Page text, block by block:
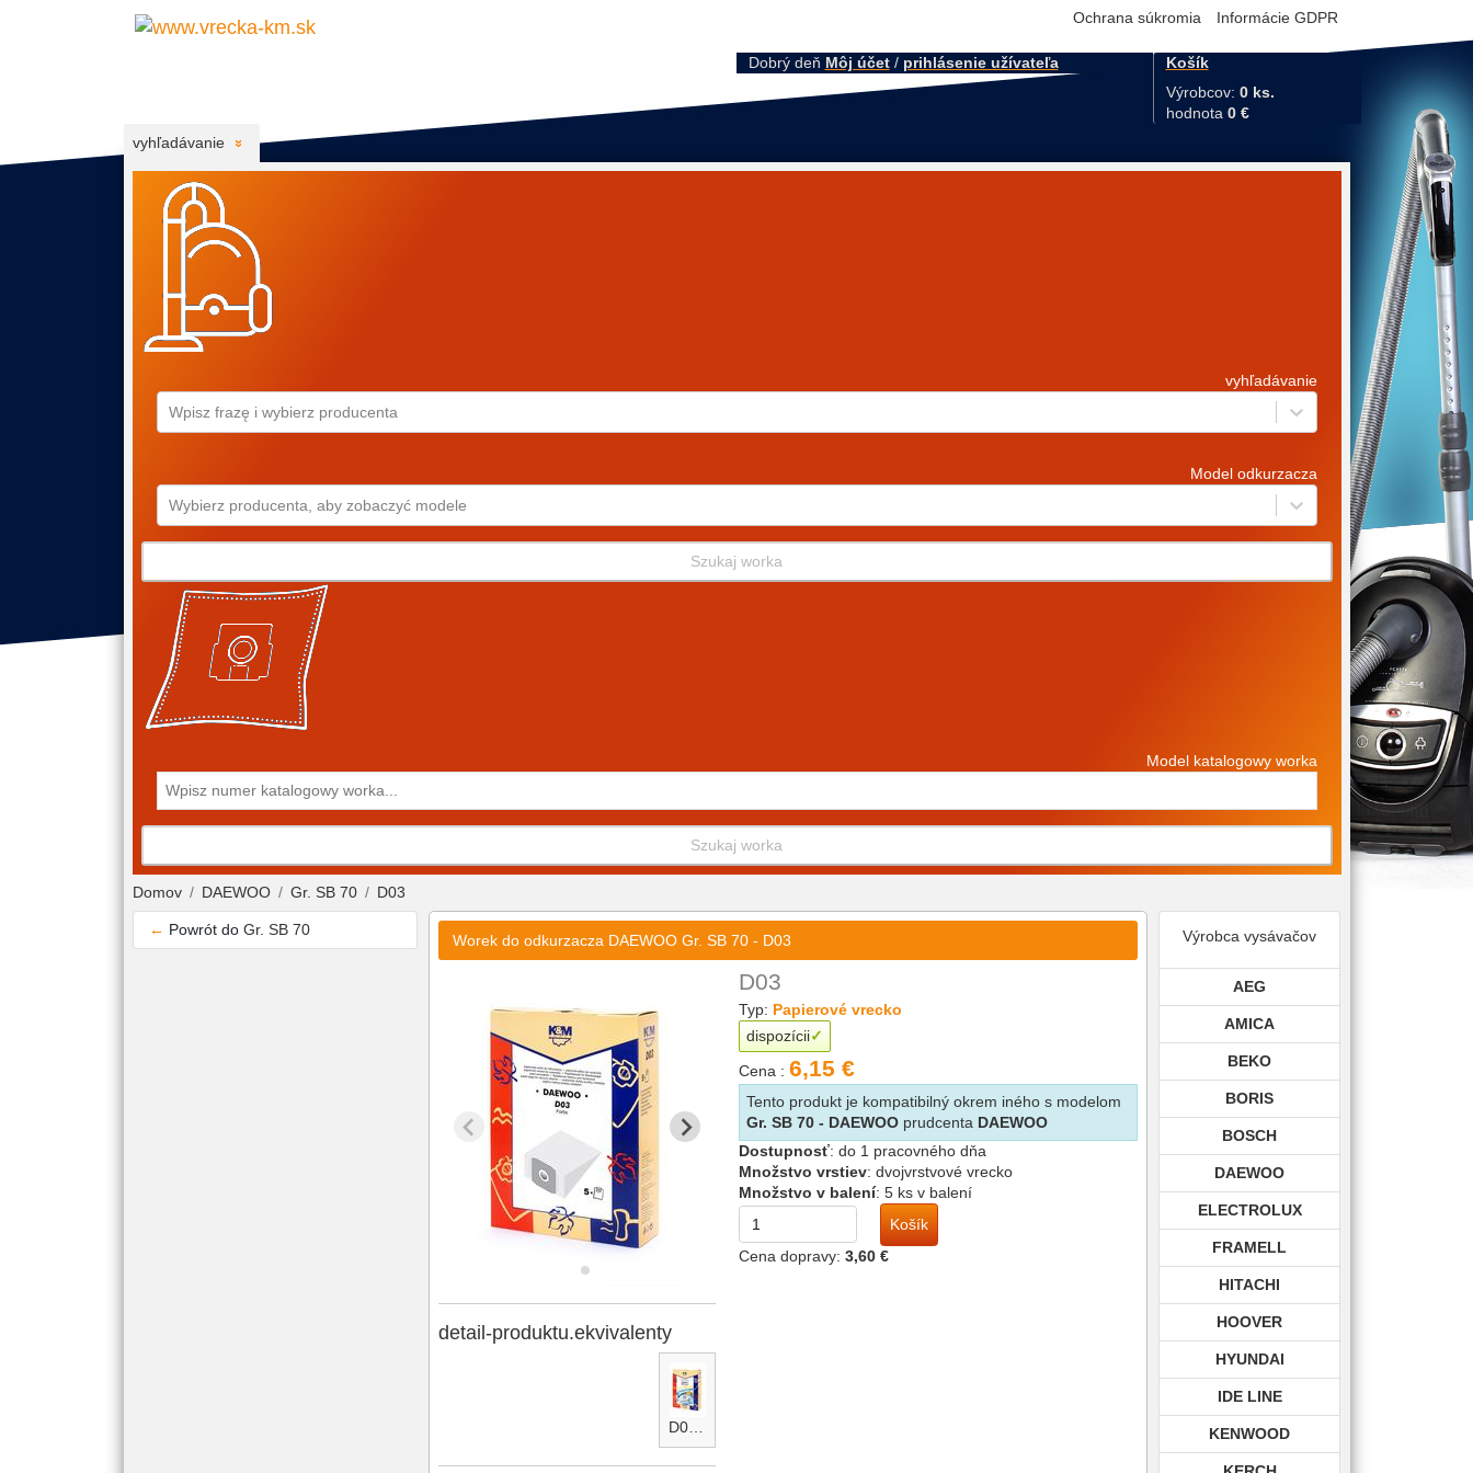
Ochrana súkromia Informácie GDPR
Dobrý deň Môj účet/ prihlásenie užívateľa
Košík
Výrobcov: 0 ks.
hodnota 0 €
vyhľadávanie
vyhľadávanie
Wpisz frazę i wybierz producenta
Model odkurzacza
Wybierz producenta, aby zobaczyć modele
Szukaj worka
Model katalogowy worka
Szukaj worka
Domov DAEWOO Gr. SB 70 D03
← Powrót do Gr. SB 70
Worek do odkurzacza DAEWOO Gr. SB 70 - D03
detail-produktu.ekvivalenty
D03
Typ: Papierové vrecko
dispozícii
Cena :6,15 €
Tento produkt je kompatibilný okrem iného s modelom
Gr. SB 70 - DAEWOO prudcenta DAEWOO
Dostupnosť:do 1 pracovného dňa
Množstvo vrstiev:dvojvrstvové vrecko
Množstvo v balení:5 ks v balení
Košík
Cena dopravy:3,60 €
Výrobca vysávačov
AEG
AMICA
BEKO
BORIS
BOSCH
DAEWOO
ELECTROLUX
FRAMELL
HITACHI
HOOVER
HYUNDAI
IDE LINE
KENWOOD